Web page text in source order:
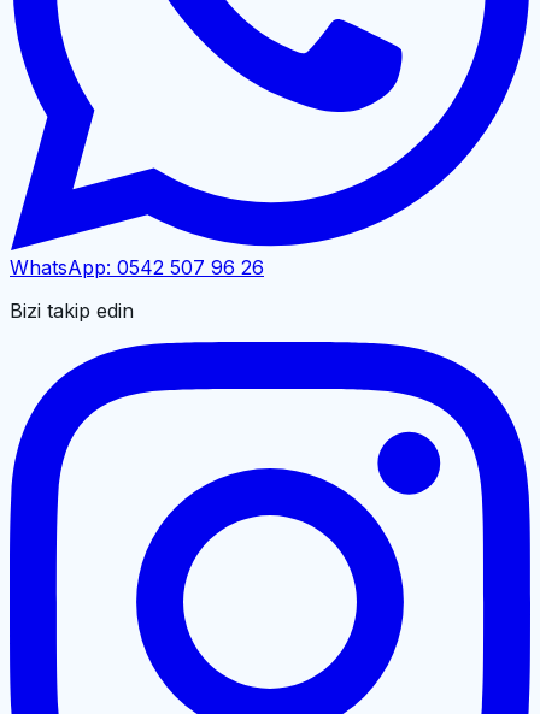
WhatsApp: 0542 507 96 26
Bizi takip edin